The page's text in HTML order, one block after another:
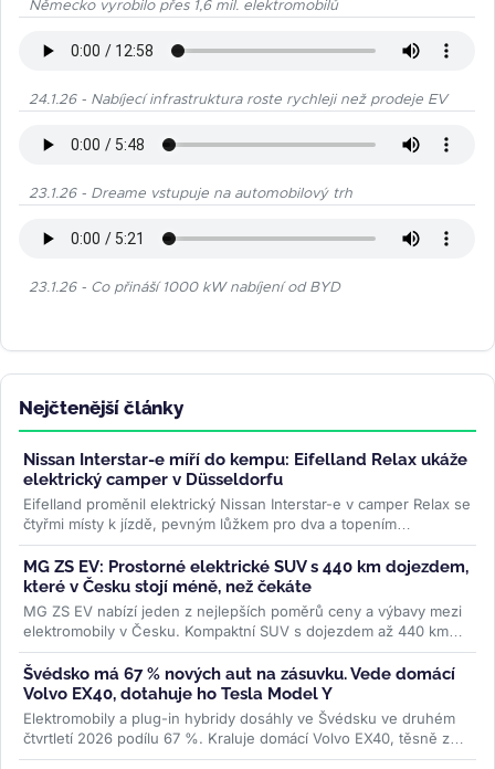
Německo vyrobilo přes 1,6 mil. elektromobilů
24.1.26 - Nabíjecí infrastruktura roste rychleji než prodeje EV
23.1.26 - Dreame vstupuje na automobilový trh
23.1.26 - Co přináší 1000 kW nabíjení od BYD
Nejčtenější články
Nissan Interstar-e míří do kempu: Eifelland Relax ukáže
elektrický camper v Düsseldorfu
Eifelland proměnil elektrický Nissan Interstar-e v camper Relax se
čtyřmi místy k jízdě, pevným lůžkem pro dva a topením
napájeným z...>>
MG ZS EV: Prostorné elektrické SUV s 440 km dojezdem,
které v Česku stojí méně, než čekáte
MG ZS EV nabízí jeden z nejlepších poměrů ceny a výbavy mezi
elektromobily v Česku. Kompaktní SUV s dojezdem až 440 km
WLTP a 7letou...>>
Švédsko má 67 % nových aut na zásuvku. Vede domácí
Volvo EX40, dotahuje ho Tesla Model Y
Elektromobily a plug-in hybridy dosáhly ve Švédsku ve druhém
čtvrtletí 2026 podílu 67 %. Kraluje domácí Volvo EX40, těsně za
ním Tesla...>>